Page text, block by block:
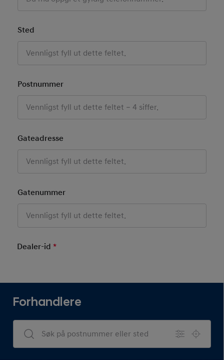
Sted
Postnummer
Gateadresse
Gatenummer
Dealer-id*
Forhandlere
Dealers Search